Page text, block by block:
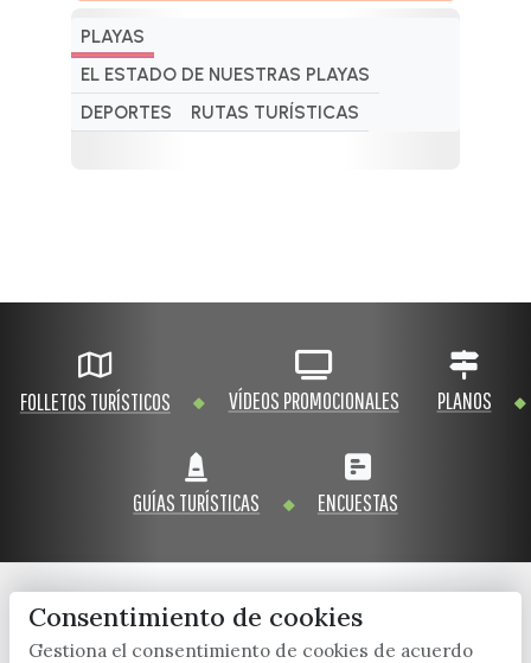
PLAYAS
EL ESTADO DE NUESTRAS PLAYAS
DEPORTES
RUTAS TURÍSTICAS
FOLLETOS TURÍSTICOS VÍDEOS PROMOCIONALES PLANOS
GUÍAS TURÍSTICAS ENCUESTAS
x / twitter facebook youtube instagram
Consentimiento de cookies
Gestiona el consentimiento de cookies de acuerdo